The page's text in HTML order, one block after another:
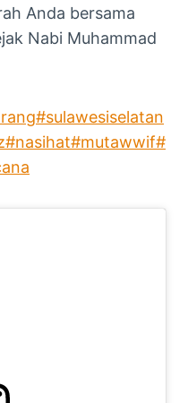
Anda bersama
Nabi Muhammad
#sulawesiselatan
#nasihat#mutawwif#